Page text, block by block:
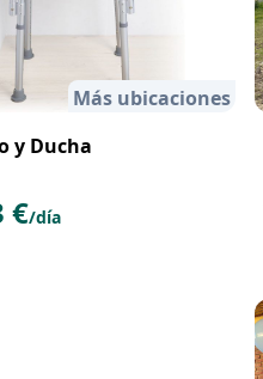
Más ubicaciones
y Ducha
€/día